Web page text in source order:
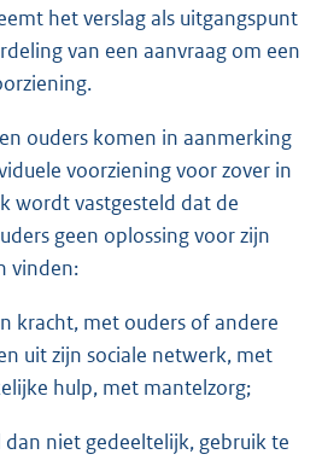
het verslag als uitgangspunt
van een aanvraag om een
ouders komen in aanmerking
voorziening voor zover in
wordt vastgesteld dat de
geen oplossing voor zijn
vinden:
kracht, met ouders of andere
uit zijn sociale netwerk, met
hulp, met mantelzorg;
dan niet gedeeltelijk, gebruik te